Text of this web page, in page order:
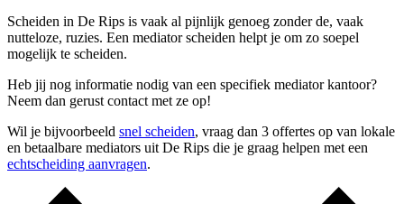
Scheiden in De Rips is vaak al pijnlijk genoeg zonder de, vaak
nutteloze, ruzies. Een mediator scheiden helpt je om zo soepel
mogelijk te scheiden.
Heb jij nog informatie nodig van een specifiek mediator kantoor?
Neem dan gerust contact met ze op!
Wil je bijvoorbeeld snel scheiden, vraag dan 3 offertes op van lokale
en betaalbare mediators uit De Rips die je graag helpen met een
echtscheiding aanvragen.